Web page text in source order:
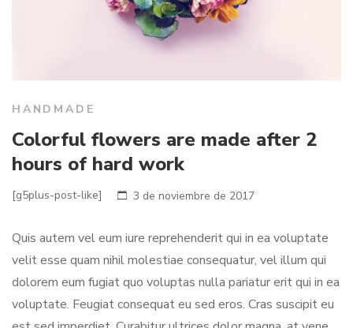
HANDMADE
Colorful flowers are made after 2
hours of hard work
[g5plus-post-like] 3 de noviembre de 2017
Quis autem vel eum iure reprehenderit qui in ea voluptate
velit esse quam nihil molestiae consequatur, vel illum qui
dolorem eum fugiat quo voluptas nulla pariatur erit qui in ea
voluptate. Feugiat consequat eu sed eros. Cras suscipit eu